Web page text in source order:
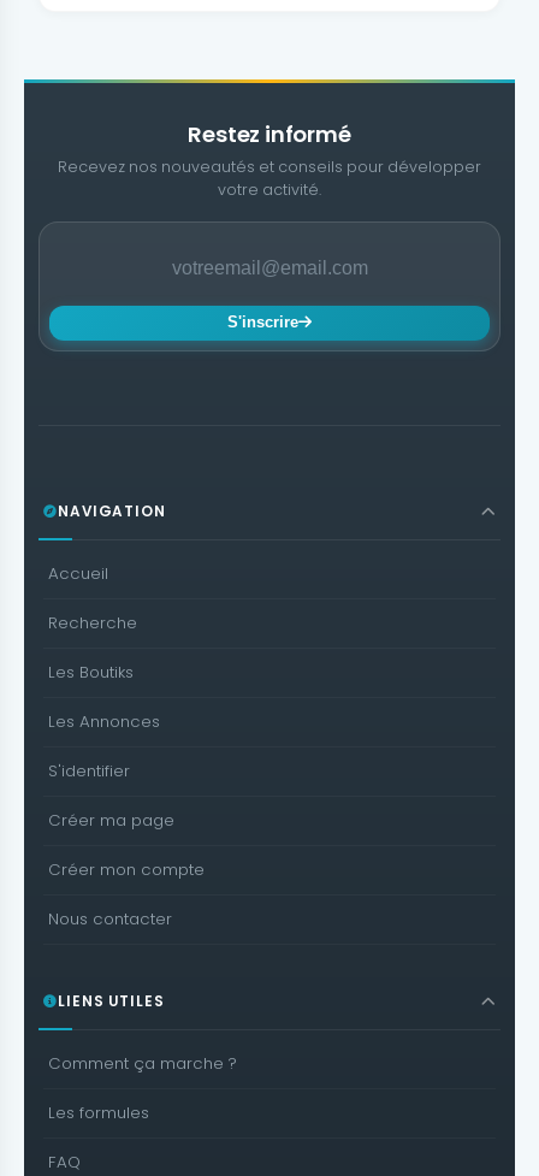
Restez informé
Recevez nos nouveautés et conseils pour développer
votre activité.
S'inscrire
NAVIGATION
Accueil
Recherche
Les Boutiks
Les Annonces
S'identifier
Créer ma page
Créer mon compte
Nous contacter
LIENS UTILES
Comment ça marche ?
Les formules
FAQ